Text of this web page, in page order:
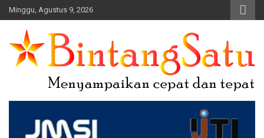
Skip
to
content
Minggu, Agustus 9, 2026
Portal Berita Nasional dan
Regional